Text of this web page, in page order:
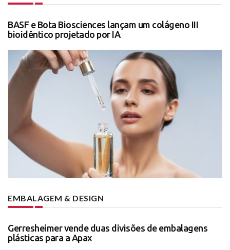
BASF e Bota Biosciences lançam um colágeno III
bioidêntico projetado por IA
EMBALAGEM & DESIGN
Gerresheimer vende duas divisões de embalagens
plásticas para a Apax